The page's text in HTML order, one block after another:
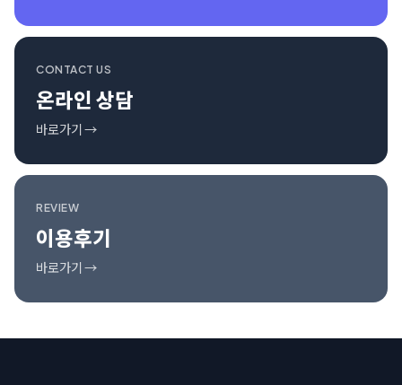
CONTACT US
온라인 상담
바로가기 →
REVIEW
이용후기
바로가기 →